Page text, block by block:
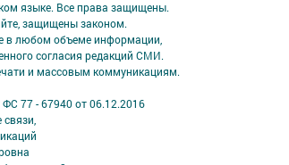
языке. Все права защищены.
защищены законом.
в любом объеме информации,
согласия редакций СМИ.
и массовым коммуникациям.
77 - 67940 от 06.12.2016